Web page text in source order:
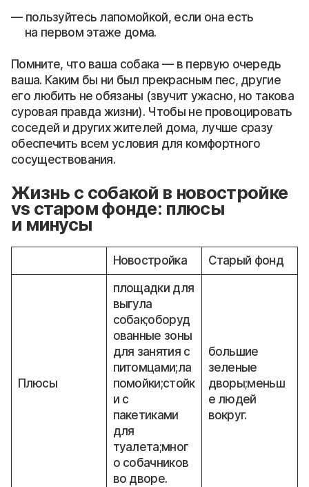
пользуйтесь лапомойкой, если она есть
на первом этаже дома.
Помните, что ваша собака — в первую очередь
ваша. Каким бы ни был прекрасным пес, другие
его любить не обязаны (звучит ужасно, но такова
суровая правда жизни). Чтобы не провоцировать
соседей и других жителей дома, лучше сразу
обеспечить всем условия для комфортного
сосуществования.
Жизнь с собакой в новостройке
vs старом фонде: плюсы
и минусы
Новостройка Старый фонд
Плюсы
площадки для
выгула
собак;оборуд
ованные зоны
для занятия с
питомцами;ла
помойки;стойк
и с
пакетиками
для
туалета;мног
о собачников
во дворе.
большие
зеленые
дворы;меньш
е людей
вокруг.